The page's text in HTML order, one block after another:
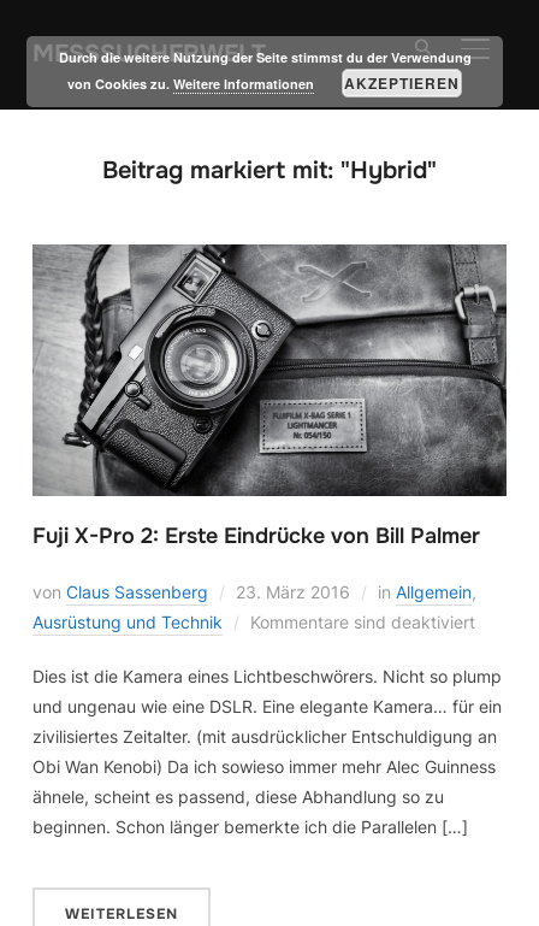
MESSSUCHERWELT
Beitrag markiert mit: "Hybrid"
Fuji X-Pro 2: Erste Eindrücke von Bill Palmer
von Claus Sassenberg 23. März 2016 in Allgemein,
Ausrüstung und Technik
Kommentare sind deaktiviert
Dies ist die Kamera eines Lichtbeschwörers. Nicht so plump
und ungenau wie eine DSLR. Eine elegante Kamera… für ein
zivilisiertes Zeitalter. (mit ausdrücklicher Entschuldigung an
Obi Wan Kenobi) Da ich sowieso immer mehr Alec Guinness
ähnele, scheint es passend, diese Abhandlung so zu
beginnen. Schon länger bemerkte ich die Parallelen […]
WEITERLESEN
Durch die weitere Nutzung der Seite stimmst du der Verwendung
von Cookies zu.Weitere Informationen AKZEPTIEREN